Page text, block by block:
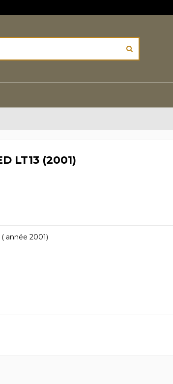
LT13 (2001)
année 2001)